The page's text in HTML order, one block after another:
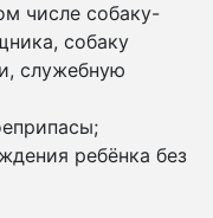
числе собаку-
собаку
служебную
ребёнка без